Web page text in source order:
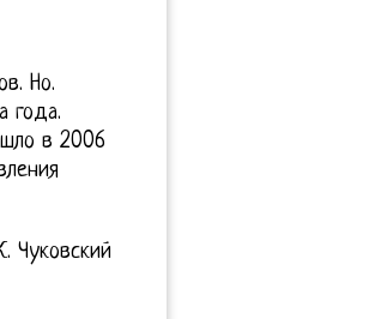
Но.
года.
в 2006
Чуковский